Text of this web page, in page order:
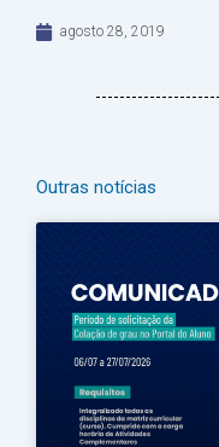
agosto 28, 2019
Outras notícias